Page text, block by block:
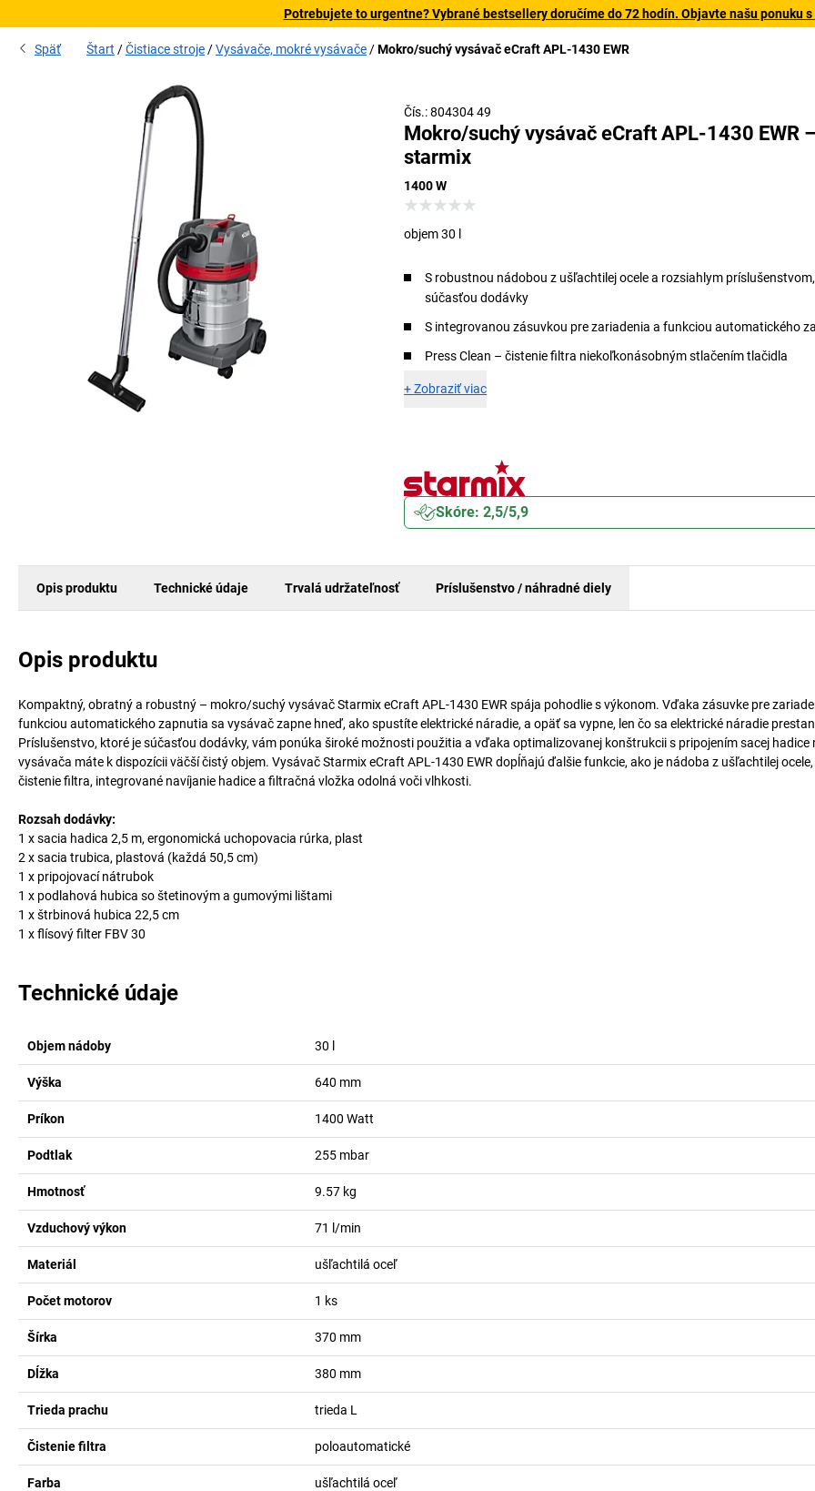
Potrebujete to urgentne? Vybrané bestsellery doručíme do 72 hodín. Objavte našu ponuku
Späť Štart Čistiace stroje Vysávače, mokré vysávače Mokro/suchý vysávač eCraft APL-1430 EWR
Čís.: 804304 49
Mokro/suchý vysávač eCraft APL-1430 EWR –
starmix
1400 W
objem 30 l
S robustnou nádobou z ušľachtilej ocele a rozsiahlym
súčasťou dodávky
S integrovanou zásuvkou pre zariadenia a funkciou automatického
Press Clean – čistenie filtra niekoľkonásobným stlačením tlačidla
+Zobraziť viac
Skóre: 2,5/5,9
Opis produktu Technické údaje Trvalá udržateľnosť Príslušenstvo / náhradné diely
Opis produktu
Kompaktný, obratný a robustný – mokro/suchý vysávač Starmix eCraft APL-1430 EWR spája pohodlie s výkonom. Vďaka zásuvke pre
funkciou automatického zapnutia sa vysávač zapne hneď, ako spustíte elektrické náradie, a opäť sa vypne, len čo sa elektrické náradie
Príslušenstvo, ktoré je súčasťou dodávky, vám ponúka široké možnosti použitia a vďaka optimalizovanej konštrukcii s pripojením sacej hadice
vysávača máte k dispozícii väčší čistý objem. Vysávač Starmix eCraft APL-1430 EWR dopĺňajú ďalšie funkcie, ako je nádoba z ušľachtilej
čistenie filtra, integrované navíjanie hadice a filtračná vložka odolná voči vlhkosti.
Rozsah dodávky:
1 x sacia hadica 2,5 m, ergonomická uchopovacia rúrka, plast
2 x sacia trubica, plastová (každá 50,5 cm)
1 x pripojovací nátrubok
1 x podlahová hubica so štetinovým a gumovými lištami
1 x štrbinová hubica 22,5 cm
1 x flísový filter FBV 30
Technické údaje
Objem nádoby 30
Výška 640 mm
Príkon 1400 Watt
Podtlak 255 mbar
Hmotnosť 9.57 kg
Vzduchový výkon 71 l/min
Materiál ušľachtilá oceľ
Počet motorov 1 ks
Šírka 370 mm
Dĺžka 380 mm
Trieda prachu trieda L
Čistenie filtra poloautomatické
Farba ušľachtilá oceľ